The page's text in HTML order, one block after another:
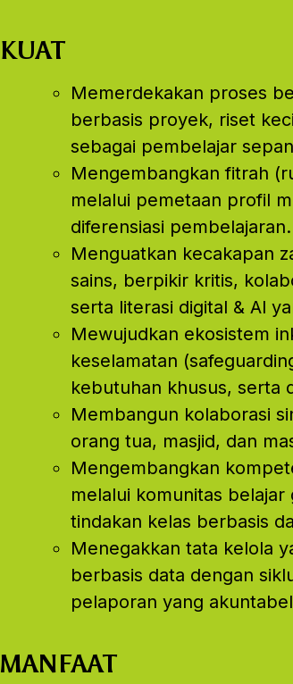
KUAT
Memerdekakan proses
berbasis proyek, riset
sebagai pembelajar
Mengembangkan fitrah
melalui pemetaan profil
diferensiasi pembelajaran.
Menguatkan kecakapan
sains, berpikir kritis,
serta literasi digital & Al
Mewujudkan ekosistem
keselamatan
kebutuhan khusus, serta
Membangun kolaborasi
orang tua, masjid, dan
Mengembangkan
melalui komunitas
tindakan kelas berbasis
Menegakkan tata kelola
berbasis data dengan
pelaporan yang
MANFAAT